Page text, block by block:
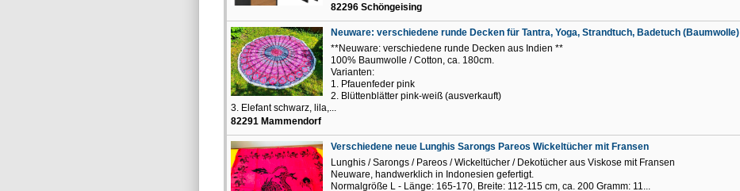
82296 Schöngeising
Neuware: verschiedene runde Decken für Tantra, Yoga, Strandtuch, Badetuch (Baumwolle)
**Neuware: verschiedene runde Decken aus Indien **
100% Baumwolle / Cotton, ca. 180cm.
Varianten:
1. Pfauenfeder pink
2. Blüttenblätter pink-weiß (ausverkauft)
3. Elefant schwarz, lila,...
82291 Mammendorf
Verschiedene neue Lunghis Sarongs Pareos Wickeltücher mit Fransen
Lunghis / Sarongs / Pareos / Wickeltücher / Dekotücher aus Viskose mit Fransen
Neuware, handwerklich in Indonesien gefertigt.
Normalgröße L - Länge: 165-170, Breite: 112-115 cm, ca. 200 Gramm: 11...